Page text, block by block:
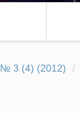
№ 3 (4) (2012)